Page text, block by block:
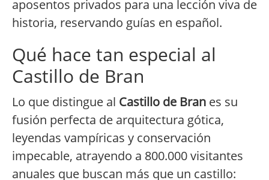
aposentos privados para una lección viva de
historia, reservando guías en español.
Qué hace tan especial al
Castillo de Bran
Lo que distingue al Castillo de Bran es su
fusión perfecta de arquitectura gótica,
leyendas vampíricas y conservación
impecable, atrayendo a 800.000 visitantes
anuales que buscan más que un castillo: